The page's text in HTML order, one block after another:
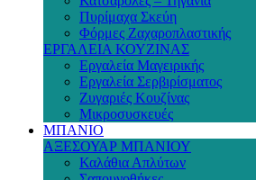
Πυρίμαχα Σκεύη
Φόρμες Ζαχαροπλαστικής
ΕΡΓΑΛΕΙΑ ΚΟΥΖΙΝΑΣ
Εργαλεία Μαγειρικής
Εργαλεία Σερβιρίσματος
Ζυγαριές Κουζίνας
Μικροσυσκευές
ΜΠΑΝΙΟ
ΑΞΕΣΟΥΑΡ ΜΠΑΝΙΟΥ
Καλάθια Απλύτων